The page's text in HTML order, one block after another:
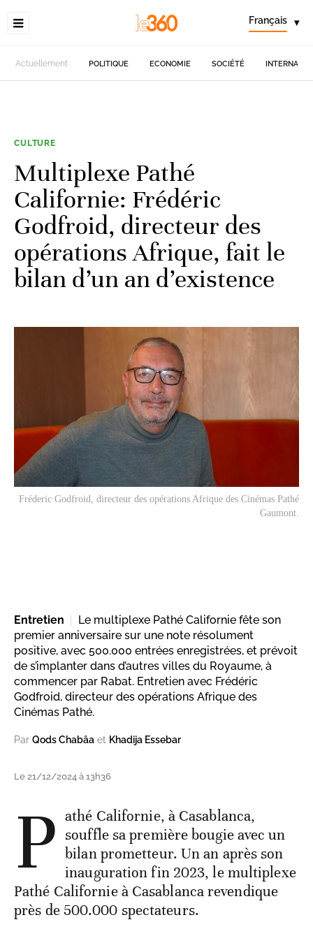
Français ▾
Actuellement POLITIQUE ECONOMIE SOCIÉTÉ
CULTURE
Multiplexe Pathé
Californie: Frédéric
Godfroid, directeur des
opérations Afrique, fait le
bilan d’un an d’existence
Fréderic Godfroid, directeur des opérations Afrique des Cinémas Pathé
Gaumont.
Entretien
Le multiplexe Pathé Californie fête son
premier anniversaire sur une note résolument
positive, avec 500.000 entrées enregistrées, et prévoit
de s’implanter dans d’autres villes du Royaume, à
commencer par Rabat. Entretien avec Frédéric
Godfroid, directeur des opérations Afrique des
Cinémas Pathé.
Par Qods Chabâa et Khadija Essebar
Le 21/12/2024 à 13h36
P athé Californie, à Casablanca,
souffle sa première bougie avec un
bilan prometteur. Un an après son
inauguration fin 2023, le multiplexe
Pathé Californie à Casablanca revendique
près de 500.000 spectateurs.